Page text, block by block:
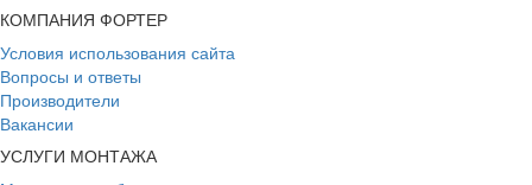
КОМПАНИЯ ФОРТЕР
Условия использования сайта
Вопросы и ответы
Производители
Вакансии
УСЛУГИ МОНТАЖА